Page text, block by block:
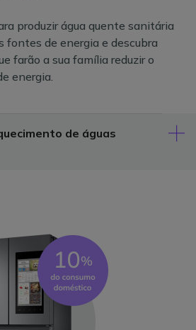
produzir água quente sanitária
fontes de energia e descubra
farão a sua família reduzir o
energia.
de águas